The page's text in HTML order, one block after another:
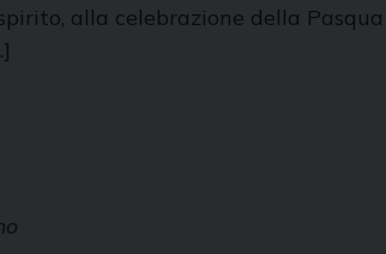
alla celebrazione della